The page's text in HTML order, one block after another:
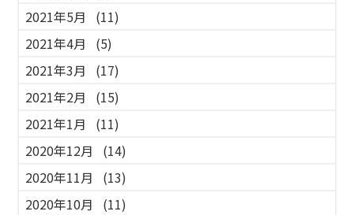
2021年5月
(11)
2021年4月
(5)
2021年3月
(17)
2021年2月
(15)
2021年1月
(11)
2020年12月
(14)
2020年11月
(13)
2020年10月
(11)